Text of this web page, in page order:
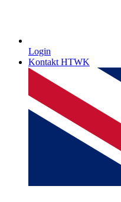
Login
Kontakt HTWK